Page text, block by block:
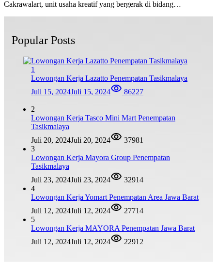
Cakrawalart, unit usaha kreatif yang bergerak di bidang…
Popular Posts
1
Lowongan Kerja Lazatto Penempatan Tasikmalaya
Juli 15, 2024Juli 15, 2024 86227
2
Lowongan Kerja Tasco Mini Mart Penempatan
Tasikmalaya
Juli 20, 2024Juli 20, 2024
37981
3
Lowongan Kerja Mayora Group Penempatan
Tasikmalaya
Juli 23, 2024Juli 23, 2024
32914
4
Lowongan Kerja Yomart Penempatan Area Jawa Barat
Juli 12, 2024Juli 12, 2024
27714
5
Lowongan Kerja MAYORA Penempatan Jawa Barat
Juli 12, 2024Juli 12, 2024 22912